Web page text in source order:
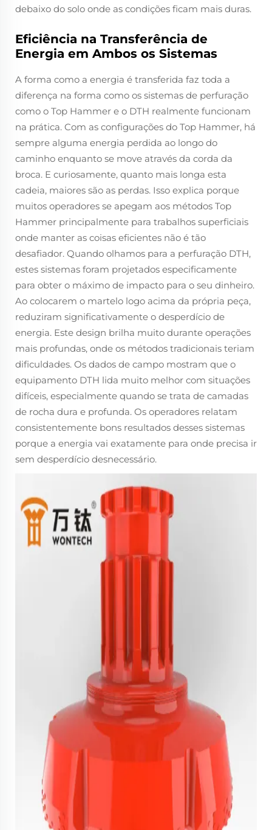
debaixo do solo onde as condições ficam mais duras.
Eficiência na Transferência de
Energia em Ambos os Sistemas
A forma como a energia é transferida faz toda a
diferença na forma como os sistemas de perfuração
como o Top Hammer e o DTH realmente funcionam
na prática. Com as configurações do Top Hammer, há
sempre alguma energia perdida ao longo do
caminho enquanto se move através da corda da
broca. E curiosamente, quanto mais longa esta
cadeia, maiores são as perdas. Isso explica porque
muitos operadores se apegam aos métodos Top
Hammer principalmente para trabalhos superficiais
onde manter as coisas eficientes não é tão
desafiador. Quando olhamos para a perfuração DTH,
estes sistemas foram projetados especificamente
para obter o máximo de impacto para o seu dinheiro.
Ao colocarem o martelo logo acima da própria peça,
reduziram significativamente o desperdício de
energia. Este design brilha muito durante operações
mais profundas, onde os métodos tradicionais teriam
dificuldades. Os dados de campo mostram que o
equipamento DTH lida muito melhor com situações
difíceis, especialmente quando se trata de camadas
de rocha dura e profunda. Os operadores relatam
consistentemente bons resultados desses sistemas
porque a energia vai exatamente para onde precisa ir
sem desperdício desnecessário.